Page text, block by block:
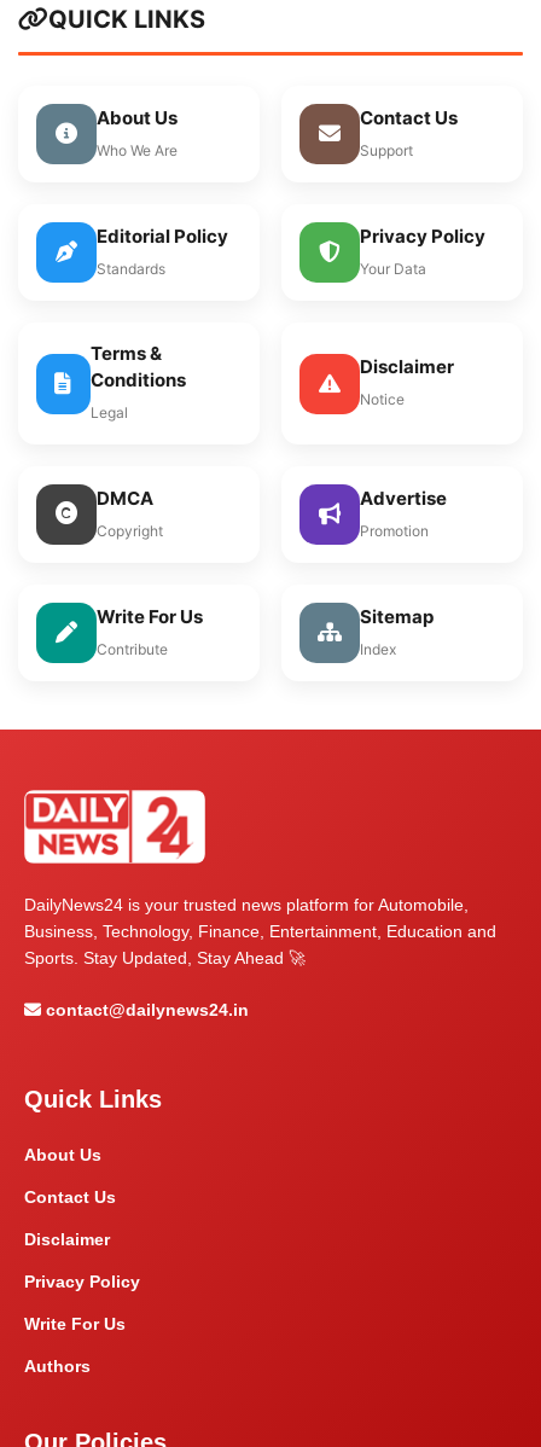
QUICK LINKS
About Us
Who We Are
Contact Us
Support
Editorial Policy
Standards
Privacy Policy
Your Data
Terms &
Conditions
Legal
Disclaimer
Notice
DMCA
Copyright
Advertise
Promotion
Write For Us
Contribute
Sitemap
Index
DailyNews24 is your trusted news platform for Automobile,
Business, Technology, Finance, Entertainment, Education and
Sports. Stay Updated, Stay Ahead 🚀
contact@dailynews24.in
Quick Links
About Us
Contact Us
Disclaimer
Privacy Policy
Write For Us
Authors